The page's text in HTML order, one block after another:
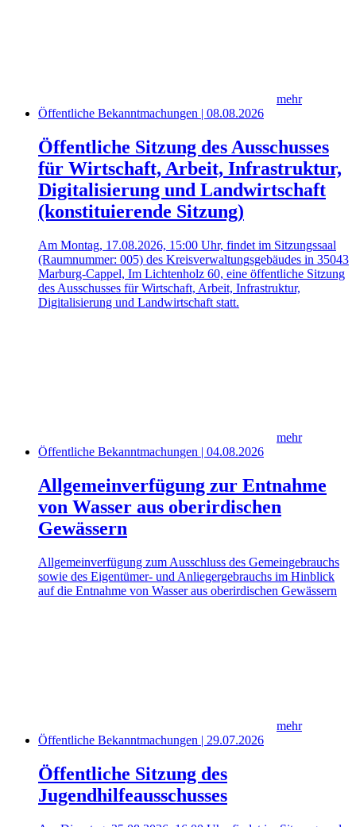
mehr
Öffentliche Bekanntmachungen | 08.08.2026
Öffentliche Sitzung des Ausschusses
für Wirtschaft, Arbeit, Infrastruktur,
Digitalisierung und Landwirtschaft
(konstituierende Sitzung)
Am Montag, 17.08.2026, 15:00 Uhr, findet im Sitzungssaal
(Raumnummer: 005) des Kreisverwaltungsgebäudes in 35043
Marburg-Cappel, Im Lichtenholz 60, eine öffentliche Sitzung
des Ausschusses für Wirtschaft, Arbeit, Infrastruktur,
Digitalisierung und Landwirtschaft statt.
mehr
Öffentliche Bekanntmachungen | 04.08.2026
Allgemeinverfügung zur Entnahme
von Wasser aus oberirdischen
Gewässern
Allgemeinverfügung zum Ausschluss des Gemeingebrauchs
sowie des Eigentümer- und Anliegergebrauchs im Hinblick
auf die Entnahme von Wasser aus oberirdischen Gewässern
mehr
Öffentliche Bekanntmachungen | 29.07.2026
Öffentliche Sitzung des
Jugendhilfeausschusses